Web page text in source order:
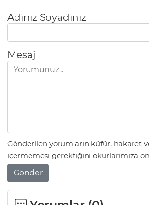
Adınız Soyadınız
Mesaj
Gönderilen yorumların küfür, hakaret
içermemesi gerektiğini okurlarımıza
Gönder